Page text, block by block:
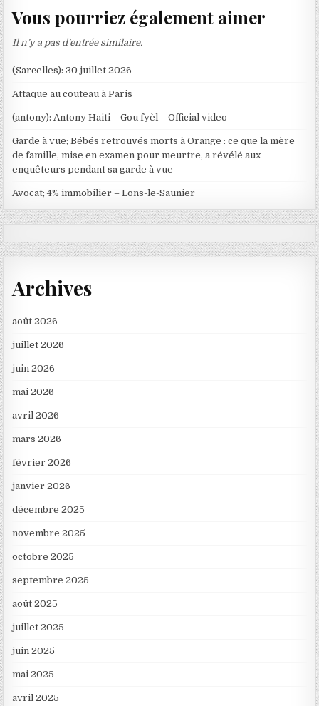
Vous pourriez également aimer
Il n’y a pas d’entrée similaire.
(Sarcelles): 30 juillet 2026
Attaque au couteau à Paris
(antony): Antony Haiti – Gou fyèl – Official video
Garde à vue; Bébés retrouvés morts à Orange : ce que la mère
de famille, mise en examen pour meurtre, a révélé aux
enquêteurs pendant sa garde à vue
Avocat; 4% immobilier – Lons-le-Saunier
Archives
août 2026
juillet 2026
juin 2026
mai 2026
avril 2026
mars 2026
février 2026
janvier 2026
décembre 2025
novembre 2025
octobre 2025
septembre 2025
août 2025
juillet 2025
juin 2025
mai 2025
avril 2025